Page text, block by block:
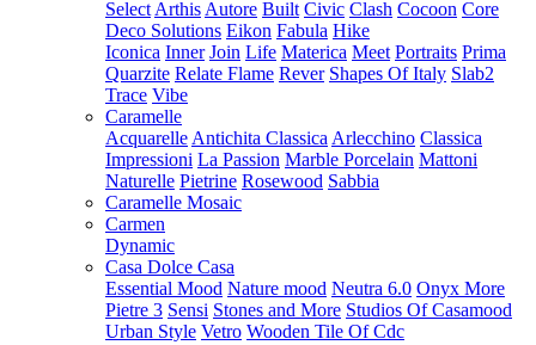
Select Arthis Autore Built Civic Clash Cocoon Core
Deco Solutions Eikon Fabula Hike
Iconica Inner Join Life Materica Meet Portraits Prima
Quarzite Relate Flame Rever Shapes Of Italy Slab2
Trace Vibe
Caramelle
Acquarelle Antichita Classica Arlecchino Classica
Impressioni La Passion Marble Porcelain Mattoni
Naturelle Pietrine Rosewood Sabbia
Caramelle Mosaic
Carmen
Dynamic
Casa Dolce Casa
Essential Mood Nature mood Neutra 6.0 Onyx More
Pietre 3 Sensi Stones and More Studios Of Casamood
Urban Style Vetro Wooden Tile Of Cdc